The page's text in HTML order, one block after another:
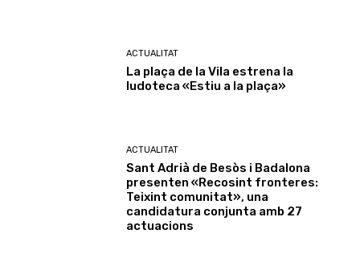
ACTUALITAT
La plaça de la Vila estrena la
ludoteca «Estiu a la plaça»
ACTUALITAT
Sant Adrià de Besòs i Badalona
presenten «Recosint fronteres:
Teixint comunitat», una
candidatura conjunta amb 27
actuacions